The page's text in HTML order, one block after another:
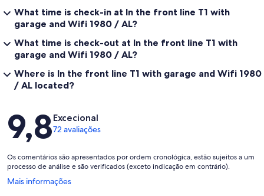
What time is check-in at In the front line T1 with
garage and Wifi 1980 / AL?
What time is check-out at In the front line T1 with
garage and Wifi 1980 / AL?
Where is In the front line T1 with garage and Wifi 1980
/ AL located?
Avaliações
9,8Excecional
72 avaliações
Os comentários são apresentados por ordem cronológica, estão sujeitos a um
processo de análise e são verificados (exceto indicação em contrário).
Mais informações
Abre